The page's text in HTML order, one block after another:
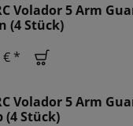
Volador 5 Arm
(4 Stück)
€ *
Volador 5 Arm
(4 Stück)